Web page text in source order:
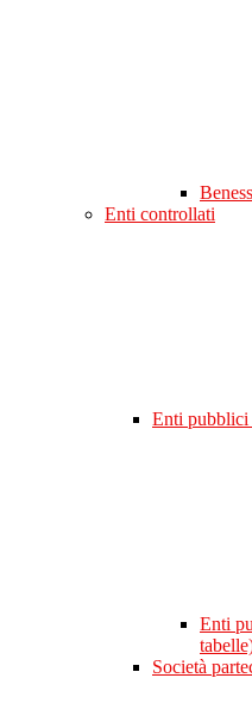
Enti controllati
Enti
Enti
Società